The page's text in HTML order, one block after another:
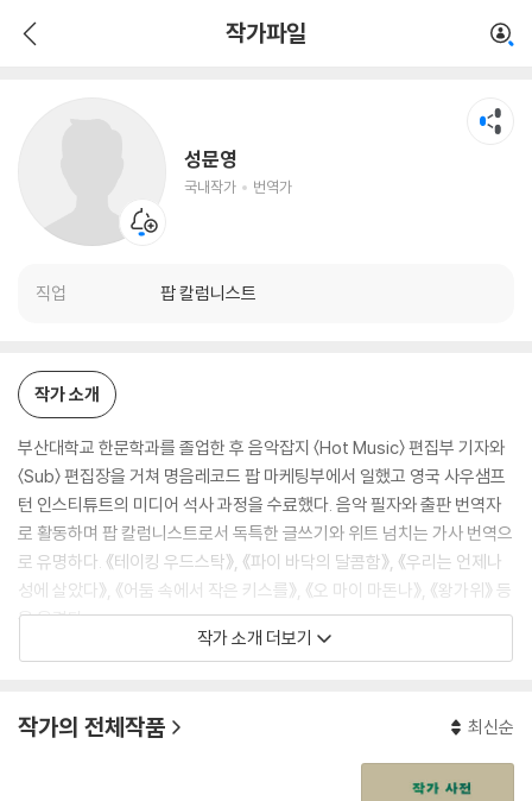
작가파일
성문영
국내작가 번역가
직업 팝 칼럼니스트
작가 소개
부산대학교 한문학과를 졸업한 후 음악잡지 〈Hot Music〉 편집부 기자와
〈Sub〉 편집장을 거쳐 명음레코드 팝 마케팅부에서 일했고 영국 사우샘프
턴 인스티튜트의 미디어 석사 과정을 수료했다. 음악 필자와 출판 번역자
로 활동하며 팝 칼럼니스트로서 독특한 글쓰기와 위트 넘치는 가사 번역으
로 유명하다. 《테이킹 우드스탁》, 《파이 바닥의 달콤함》, 《우리는 언제나
성에 살았다》, 《어둠 속에서 작은 키스를》, 《오 마이 마돈나》, 《왕가위》 등
을 옮겼다.
작가 소개 더보기
작가의 전체작품 최신순